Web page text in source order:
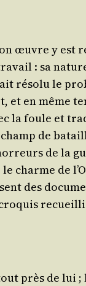
œuvre y
: sa
réso­lu le
en même
foule et
de
de la
charme de
des
près de